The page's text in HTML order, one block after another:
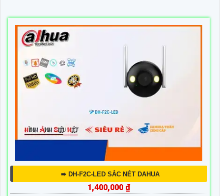
➠ DH-F2C-LED SẮC NÉT DAHUA
1,400,000 ₫